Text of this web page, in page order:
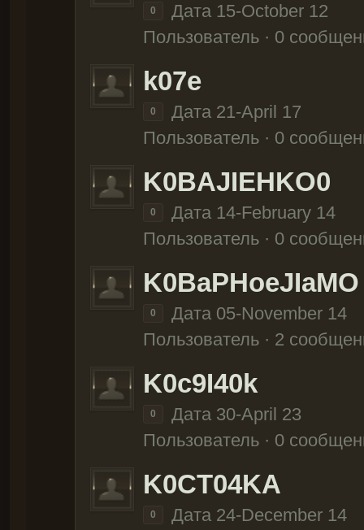
0
Дата 15-October 12
Пользователь · 0
k07e
0
Дата 21-April 17
Пользователь · 0
K0BAJIEHKO0
0
Дата 14-February 14
Пользователь · 0
K0BaPHoeJIaMO
0
Дата 05-November 14
Пользователь · 2
K0c9I40k
0
Дата 30-April 23
Пользователь · 0
K0CT04KA
0
Дата 24-December 14